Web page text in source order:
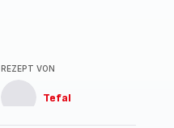
REZEPT VON
Tefal